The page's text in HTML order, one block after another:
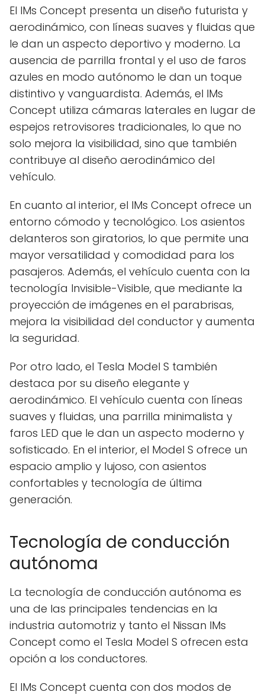
El IMs Concept presenta un diseño futurista y
aerodinámico, con líneas suaves y fluidas que
le dan un aspecto deportivo y moderno. La
ausencia de parrilla frontal y el uso de faros
azules en modo autónomo le dan un toque
distintivo y vanguardista. Además, el IMs
Concept utiliza cámaras laterales en lugar de
espejos retrovisores tradicionales, lo que no
solo mejora la visibilidad, sino que también
contribuye al diseño aerodinámico del
vehículo.
En cuanto al interior, el IMs Concept ofrece un
entorno cómodo y tecnológico. Los asientos
delanteros son giratorios, lo que permite una
mayor versatilidad y comodidad para los
pasajeros. Además, el vehículo cuenta con la
tecnología Invisible-Visible, que mediante la
proyección de imágenes en el parabrisas,
mejora la visibilidad del conductor y aumenta
la seguridad.
Por otro lado, el Tesla Model S también
destaca por su diseño elegante y
aerodinámico. El vehículo cuenta con líneas
suaves y fluidas, una parrilla minimalista y
faros LED que le dan un aspecto moderno y
sofisticado. En el interior, el Model S ofrece un
espacio amplio y lujoso, con asientos
confortables y tecnología de última
generación.
Tecnología de conducción
autónoma
La tecnología de conducción autónoma es
una de las principales tendencias en la
industria automotriz y tanto el Nissan IMs
Concept como el Tesla Model S ofrecen esta
opción a los conductores.
El IMs Concept cuenta con dos modos de